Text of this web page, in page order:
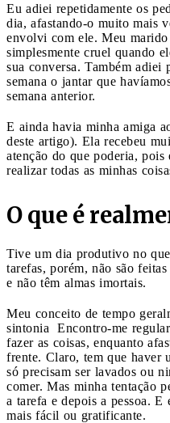
Eu adiei repetidamente os
dia, afastando-o muito mais
envolvi com ele. Meu
simplesmente cruel quando
sua conversa. Também adiei
semana o jantar que
semana anterior.
E ainda havia minha amiga
deste artigo). Ela recebeu
atenção do que poderia, pois
realizar todas as minhas
O que é
Tive um dia produtivo no
tarefas, porém, não são
e não têm almas imortais.
Meu conceito de tempo
sintonia Encontro-me
fazer as coisas, enquanto
frente. Claro, tem que haver
só precisam ser lavados ou
comer. Mas minha tentação
a tarefa e depois a pessoa. E
mais fácil ou gratificante.